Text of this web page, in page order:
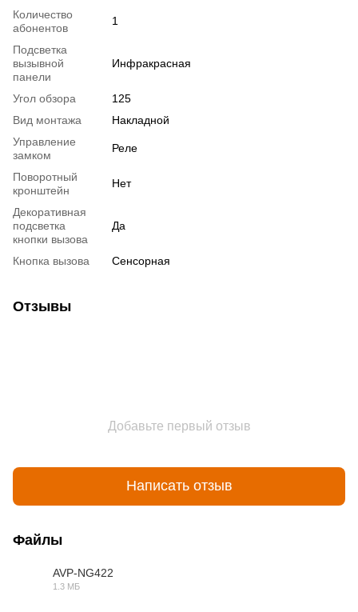
Количество
абонентов
1
Подсветка
вызывной
панели
Инфракрасная
Угол обзора
125
Вид монтажа
Накладной
Управление
замком
Реле
Поворотный
кронштейн
Нет
Декоративная
подсветка
кнопки вызова
Да
Кнопка вызова Сенсорная
Отзывы
Добавьте первый отзыв
Написать отзыв
Файлы
AVP-NG422
1.3 МБ